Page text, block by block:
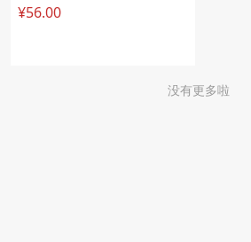
¥56.00
没有更多啦